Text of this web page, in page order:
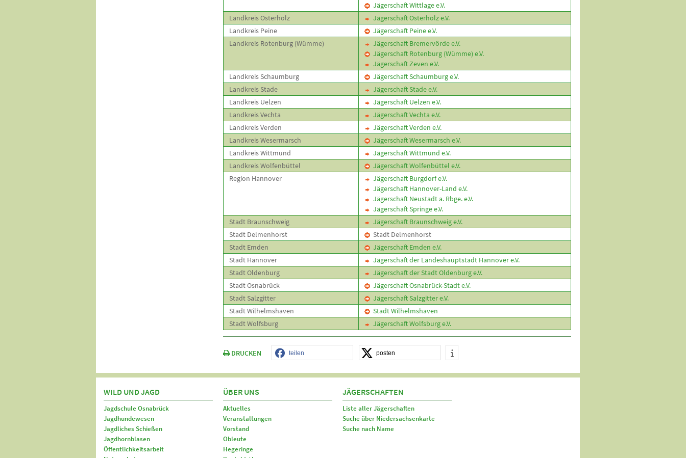
Jägerschaft Wittlage e.V.
Landkreis Osterholz
Jägerschaft Osterholz e.V.
Landkreis Peine
Jägerschaft Peine e.V.
Landkreis Rotenburg (Wümme)
Jägerschaft Bremervörde e.V.
Jägerschaft Rotenburg (Wümme) e.V.
Jägerschaft Zeven e.V.
Landkreis Schaumburg
Jägerschaft Schaumburg e.V.
Landkreis Stade
Jägerschaft Stade e.V.
Landkreis Uelzen
Jägerschaft Uelzen e.V.
Landkreis Vechta
Jägerschaft Vechta e.V.
Landkreis Verden
Jägerschaft Verden e.V.
Landkreis Wesermarsch
Jägerschaft Wesermarsch e.V.
Landkreis Wittmund
Jägerschaft Wittmund e.V.
Landkreis Wolfenbüttel
Jägerschaft Wolfenbüttel e.V.
Region Hannover
Jägerschaft Burgdorf e.V.
Jägerschaft Hannover-Land e.V.
Jägerschaft Neustadt a. Rbge. e.V.
Jägerschaft Springe e.V.
Stadt Braunschweig
Jägerschaft Braunschweig e.V.
Stadt Delmenhorst
Stadt Delmenhorst
Stadt Emden
Jägerschaft Emden e.V.
Stadt Hannover
Jägerschaft der Landeshauptstadt Hannover e.V.
Stadt Oldenburg
Jägerschaft der Stadt Oldenburg e.V.
Stadt Osnabrück
Jägerschaft Osnabrück-Stadt e.V.
Stadt Salzgitter
Jägerschaft Salzgitter e.V.
Stadt Wilhelmshaven
Stadt Wilhelmshaven
Stadt Wolfsburg
Jägerschaft Wolfsburg e.V.
DRUCKEN teilen posten
WILD UND JAGD
Jagdschule Osnabrück
Jagdhundewesen
Jagdliches Schießen
Jagdhornblasen
Öffentlichkeitsarbeit
ÜBER UNS
Aktuelles
Veranstaltungen
Vorstand
Obleute
Hegeringe
JÄGERSCHAFTEN
Liste aller Jägerschaften
Suche über Niedersachsenkarte
Suche nach Name